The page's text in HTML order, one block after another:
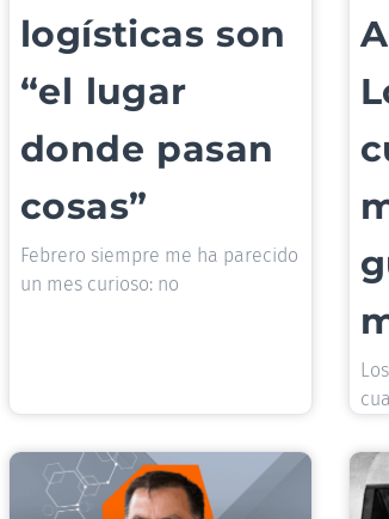
logísticas son
“el lugar
donde pasan
cosas”
Febrero siempre me ha parecido
un mes curioso: no